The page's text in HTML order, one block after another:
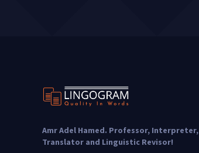
Amr Adel Hamed. Professor, Interpreter,
Translator and Linguistic Revisor!